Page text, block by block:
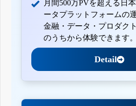
月間500万PVを超える日
ータプラットフォームの
金融・データ・プロダク
のうちから体験できます。
Detail